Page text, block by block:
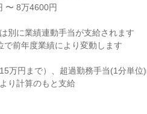
〜 8万4600円
別に業績連動手当が支給されます
で前年度業績により変動します
万円まで）、超過勤務手当(1分単位
り計算のもと支給